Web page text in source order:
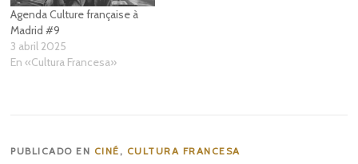
Agenda Culture française à
Madrid #9
3 abril 2025
En «Cultura Francesa»
PUBLICADO EN CINÉ , CULTURA FRANCESA